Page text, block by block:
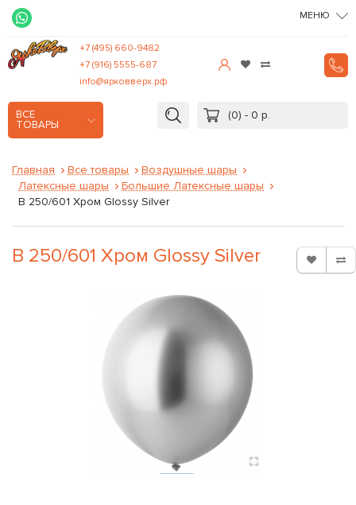
МЕНЮ
+7 (495) 660-9482
+7 (916) 5555-687
info@ярковверх.рф
ВСЕ
ТОВАРЫ
(0) - 0 р.
Главная Все товары
Воздушные шары
Латексные шары
Большие Латексные шары
В 250/601 Хром Glossy Silver
В 250/601 Хром Glossy Silver